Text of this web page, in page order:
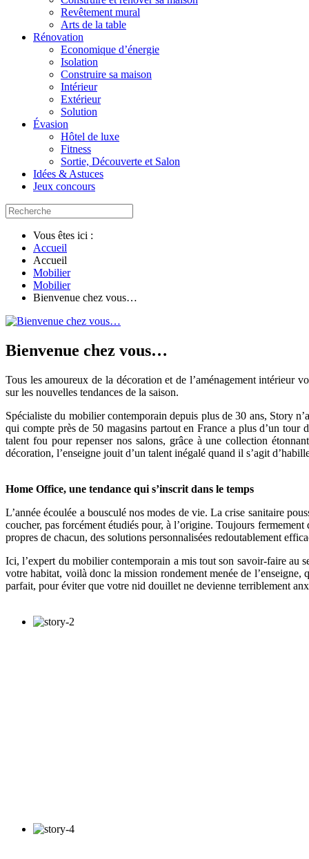
Revêtement mural
Arts de la table
Rénovation
Economique d’énergie
Isolation
Construire sa maison
Intérieur
Extérieur
Solution
Évasion
Hôtel de luxe
Fitness
Sortie, Découverte et Salon
Idées & Astuces
Jeux concours
Vous êtes ici :
Accueil
Accueil
Mobilier
Mobilier
Bienvenue chez vous…
Bienvenue chez vous…
Tous les amoureux de la décoration et de l’aménagement intérieur
sur les nouvelles tendances de la saison.
Spécialiste du mobilier contemporain depuis plus de 30 ans, Story
qui compte près de 50 magasins partout en France a plus d’un
talent fou pour repenser nos salons, grâce à une collection
décoration, l’enseigne jouit d’un talent inégalé quand il s’agit
Home Office, une tendance qui s’inscrit dans le temps
L’année écoulée a bousculé nos modes de vie. La crise sanitaire
coucher, pas forcément étudiés pour, à l’origine. Toujours
propres de chacun, des solutions personnalisées redoutablement
Ici, l’expert du mobilier contemporain a mis tout son savoir-faire au
votre habitat, voilà donc la mission rondement menée de l’enseigne,
parfait, pour éviter que votre nid douillet ne devienne terriblement